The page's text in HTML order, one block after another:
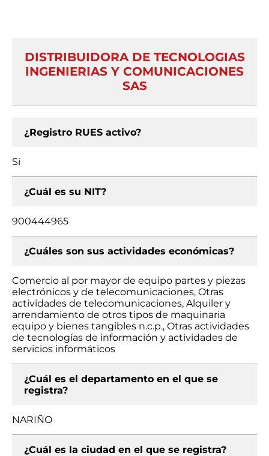
DISTRIBUIDORA DE TECNOLOGIAS
INGENIERIAS Y COMUNICACIONES
SAS
¿Registro RUES activo?
Si
¿Cuál es su NIT?
900444965
¿Cuáles son sus actividades económicas?
Comercio al por mayor de equipo partes y piezas
electrónicos y de telecomunicaciones, Otras
actividades de telecomunicaciones, Alquiler y
arrendamiento de otros tipos de maquinaria
equipo y bienes tangibles n.c.p., Otras actividades
de tecnologías de información y actividades de
servicios informáticos
¿Cuál es el departamento en el que se
registra?
NARIÑO
¿Cuál es la ciudad en el que se registra?